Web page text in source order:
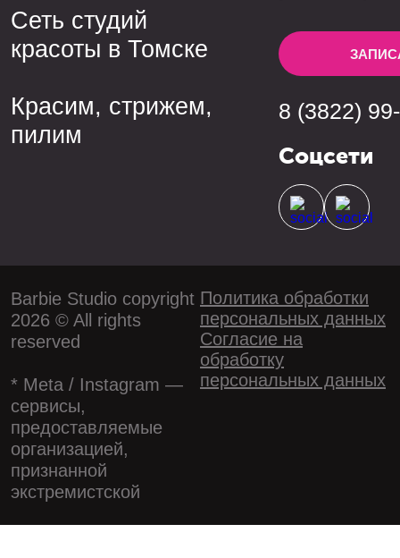
Сеть студий
красоты в Томске
Красим, стрижем,
пилим
8 (3822)
Соцсети
Barbie Studio copyright
2026 © All rights
reserved
* Meta / Instagram —
сервисы,
предоставляемые
организацией,
признанной
экстремистской
Политика обработки
персональных данных
Согласие на
обработку
персональных данных